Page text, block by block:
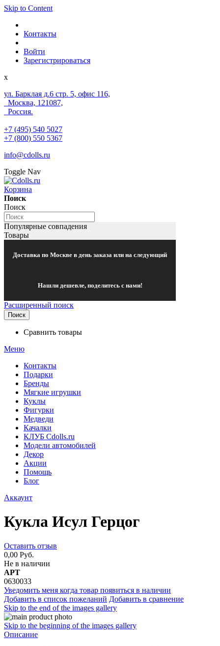
Skip to Content
Контакты
Войти
Зарегистрироваться
x
ул. Барклая д.6 стр. 5, офис 116,
Москва, 121087,
Россия.
+7 (495) 540 5027
+7 (800) 550 5367
info@cdolls.ru
Toggle Nav
Корзина
Поиск
Поиск
Популярные совпадения
Товары
Доставка по Москве в день заказа или на следующий
Нашли дешевле, поделитесь с нами!
Расширенный поиск
Поиск
Сравнить товары
Меню
Контакты
Подарки
Бренды
Мягкие игрушки
Куклы
Фигурки
Медведи
Качалки
КЛУБ Cdolls.ru
Модели автомобилей
Декор
Акции
Помощь
Блог
Аккаунт
Кукла Исул Герцог
Оставить отзыв
0,00 Руб.
Не в наличии
АРТ
0630033
Уведомить меня когда товар появиться в наличии
Добавить в список пожеланий Добавить в сравнение
Skip to the end of the images gallery
Skip to the beginning of the images gallery
Описание